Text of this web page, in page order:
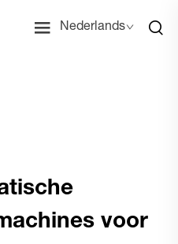
Nederlands
voor